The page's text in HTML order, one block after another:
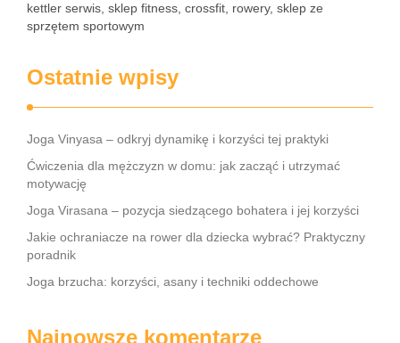
kettler serwis, sklep fitness, crossfit, rowery, sklep ze
sprzętem sportowym
Ostatnie wpisy
Joga Vinyasa – odkryj dynamikę i korzyści tej praktyki
Ćwiczenia dla mężczyzn w domu: jak zacząć i utrzymać
motywację
Joga Virasana – pozycja siedzącego bohatera i jej korzyści
Jakie ochraniacze na rower dla dziecka wybrać? Praktyczny
poradnik
Joga brzucha: korzyści, asany i techniki oddechowe
Najnowsze komentarze